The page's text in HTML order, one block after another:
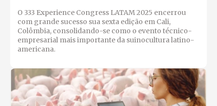
O 333 Experience Congress LATAM 2025 encerrou
com grande sucesso sua sexta edição em Cali,
Colômbia, consolidando-se como o evento técnico-
empresarial mais importante da suinocultura latino-
americana.